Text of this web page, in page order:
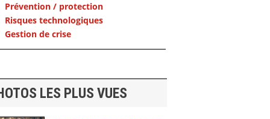
Prévention / protection
Risques technologiques
Gestion de crise
LES PLUS VUES